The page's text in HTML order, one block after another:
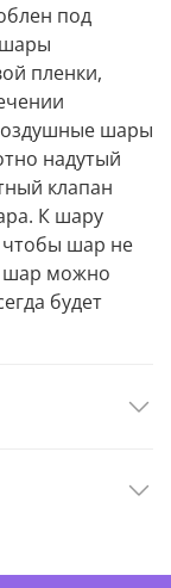
под
пленки,
шары
надутый
клапан
К шару
чтобы шар не
шар можно
будет